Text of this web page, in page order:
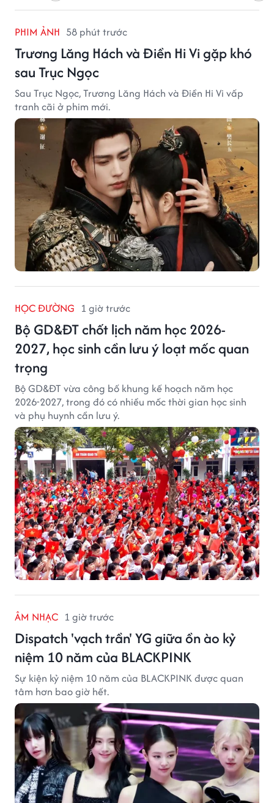
PHIM ẢNH 58 phút trước
Trương Lăng Hách và Điền Hi Vi gặp khó
sau Trục Ngọc
Sau Trục Ngọc, Trương Lăng Hách và Điền Hi Vi vấp
tranh cãi ở phim mới.
HỌC ĐƯỜNG 1 giờ trước
Bộ GD&ĐT chốt lịch năm học 2026-
2027, học sinh cần lưu ý loạt mốc quan
trọng
Bộ GD&ĐT vừa công bố khung kế hoạch năm học
2026-2027, trong đó có nhiều mốc thời gian học sinh
và phụ huynh cần lưu ý.
ÂM NHẠC 1 giờ trước
Dispatch 'vạch trần' YG giữa ồn ào kỷ
niệm 10 năm của BLACKPINK
Sự kiện kỷ niệm 10 năm của BLACKPINK được quan
tâm hơn bao giờ hết.